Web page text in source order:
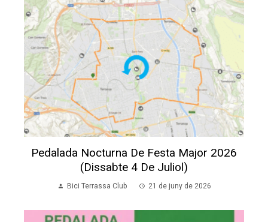
Pedalada Nocturna De Festa Major 2026
(dissabte 4 De Juliol)
Bici Terrassa Club 21 de juny de 2026